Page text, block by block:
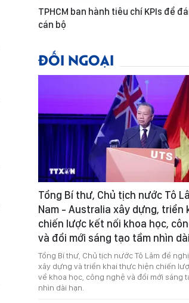
TPHCM ban hành tiêu chí KPIs để
cán bộ
ĐỐI NGOẠI
Tổng Bí thư, Chủ tịch nước Tô
Nam - Australia xây dựng, triển
chiến lược kết nối khoa học,
và đổi mới sáng tạo tầm nhìn
Tổng Bí thư, Chủ tịch nước Tô Lâm đề
xây dựng và triển khai thực hiện chiến
về khoa học, công nghệ và đổi mới sáng
nhìn dài hạn.